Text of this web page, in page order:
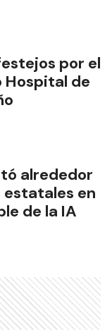
por el
Hospital de
alrededor
en
de la IA